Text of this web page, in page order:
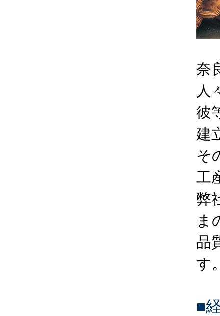
奈
人
彼
建
そ
工
弊
ま
品
す
■